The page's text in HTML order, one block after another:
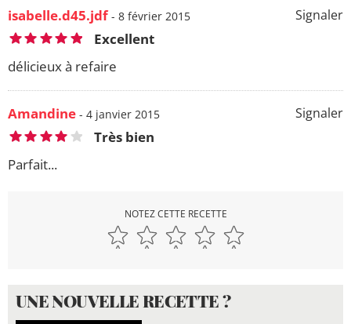
Signaler
isabelle.d45.jdf- 8 février 2015
Excellent
délicieux à refaire
Signaler
Amandine - 4 janvier 2015
Très bien
Parfait...
NOTEZ CETTE RECETTE
UNE NOUVELLE RECETTE ?